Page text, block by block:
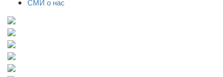
СМИ о нас